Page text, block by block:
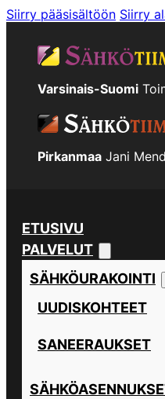
Siirry pääsisältöön Siirry
Varsinais-Suomi
Pirkanmaa Jani
ETUSIVU
PALVELUT
SÄHKÖURAKOINTI
UUDISKOHTEET
SANEERAUKSET